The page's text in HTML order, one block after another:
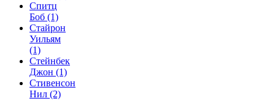
Спитц
Боб (1)
Стайрон
Уильям
(1)
Стейнбек
Джон (1)
Стивенсон
Нил (2)